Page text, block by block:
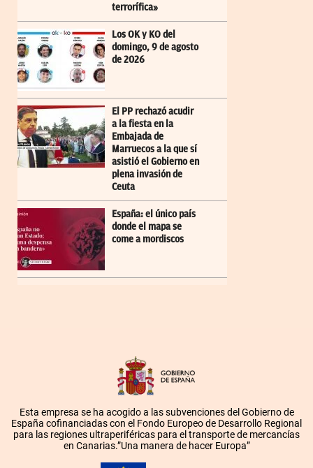
terrorífica»
Los OK y KO del
domingo, 9 de agosto
de 2026
El PP rechazó acudir
a la fiesta en la
Embajada de
Marruecos a la que sí
asistió el Gobierno en
plena invasión de
Ceuta
España: el único país
donde el mapa se
come a mordiscos
Esta empresa se ha acogido a las subvenciones del Gobierno de
España cofinanciadas con el Fondo Europeo de Desarrollo Regional
para las regiones ultraperiféricas para el transporte de mercancías
en Canarias.”Una manera de hacer Europa”